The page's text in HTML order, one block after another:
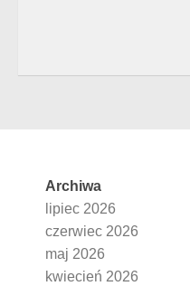
Archiwa
lipiec 2026
czerwiec 2026
maj 2026
kwiecień 2026